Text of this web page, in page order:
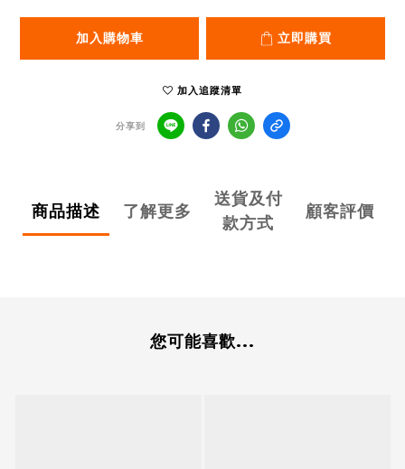
加入購物車 立即購買
加入追蹤清單
分享到
商品描述 了解更多
送貨及付
款方式
顧客評價
您可能喜歡...